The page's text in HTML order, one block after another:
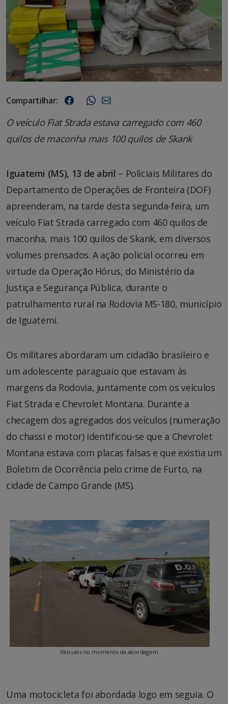
Compartilhar:
O veículo Fiat Strada estava carregado com 460
quilos de maconha mais 100 quilos de Skank
Iguatemi (MS), 13 de abril – Policiais Militares do
Departamento de Operações de Fronteira (DOF)
apreenderam, na tarde desta segunda-feira, um
veículo Fiat Strada carregado com 460 quilos de
maconha, mais 100 quilos de Skank, em diversos
volumes prensados. A ação policial ocorreu em
virtude da Operação Hórus, do Ministério da
Justiça e Segurança Pública, durante o
patrulhamento rural na Rodovia MS-180, município
de Iguatemi.
Os militares abordaram um cidadão brasileiro e
um adolescente paraguaio que estavam às
margens da Rodovia, juntamente com os veículos
Fiat Strada e Chevrolet Montana. Durante a
checagem dos agregados dos veículos (numeração
do chassi e motor) identificou-se que a Chevrolet
Montana estava com placas falsas e que existia um
Boletim de Ocorrência pelo crime de Furto, na
cidade de Campo Grande (MS).
Veículos no momento da abordagem.
Uma motocicleta foi abordada logo em seguia. O